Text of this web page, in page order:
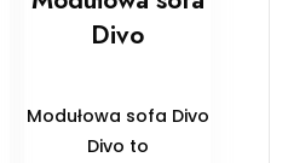
Divo
Modułowa sofa Divo
Divo to